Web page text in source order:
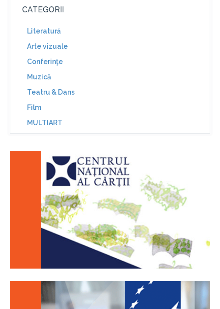
CATEGORII
Literatură
Arte vizuale
Conferinţe
Muzică
Teatru & Dans
Film
MULTIART